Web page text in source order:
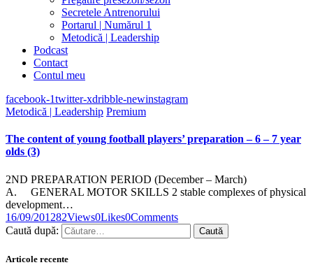
Secretele Antrenorului
Portarul | Numărul 1
Metodică | Leadership
Podcast
Contact
Contul meu
facebook-1twitter-xdribble-newinstagram
Metodică | Leadership Premium
The content of young football players’ preparation – 6 – 7 year
olds (3)
2ND PREPARATION PERIOD (December – March)
A. GENERAL MOTOR SKILLS 2 stable complexes of physical
development…
16/09/201282Views0Likes0Comments
Caută după:
Articole recente